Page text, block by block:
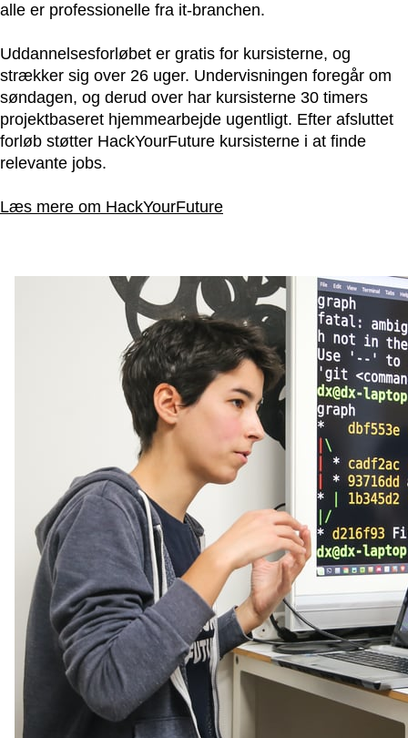
alle er professionelle fra it-branchen.
Uddannelsesforløbet er gratis for kursisterne, og
strækker sig over 26 uger. Undervisningen foregår om
søndagen, og derud over har kursisterne 30 timers
projektbaseret hjemmearbejde ugentligt. Efter afsluttet
forløb støtter HackYourFuture kursisterne i at finde
relevante jobs.
Læs mere om HackYourFuture